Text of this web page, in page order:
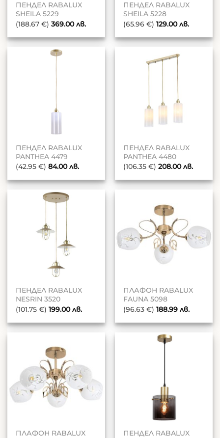
ПЕНДЕЛ RABALUX
SHEILA 5229
(188.67 €) 369.00лв.
ПЕНДЕЛ RABALUX
SHEILA 5228
(65.96 €) 129.00лв.
ПЕНДЕЛ RABALUX
PANTHEA 4479
(42.95 €) 84.00лв.
ПЕНДЕЛ RABALUX
PANTHEA 4480
(106.35 €) 208.00лв.
ПЕНДЕЛ RABALUX
NESRIN 3520
(101.75 €) 199.00лв.
ПЛАФОН RABALUX
FAUNA 5098
(96.63 €) 188.99лв.
ПЛАФОН RABALUX
ПЕНДЕЛ RABALUX